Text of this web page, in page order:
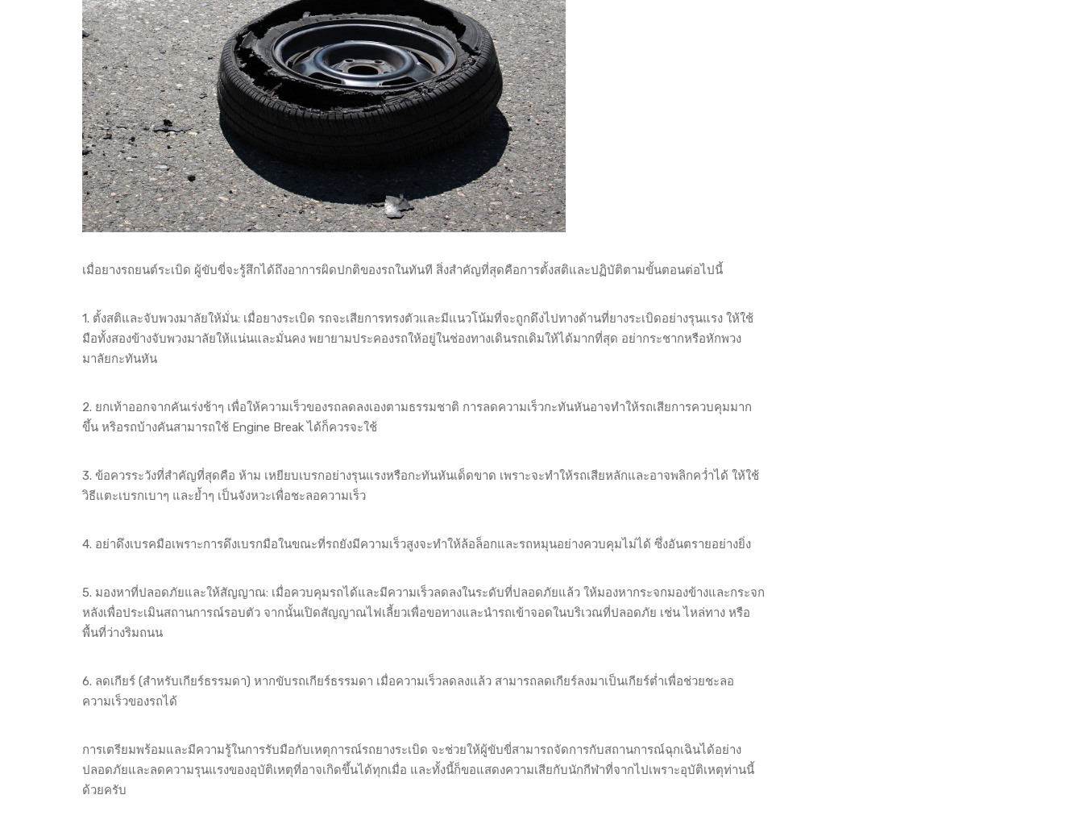
เมื่อยางรถยนต์ระเบิด ผู้ขับขี่จะรู้สึกได้ถึงอาการผิดปกติของรถในทันที สิ่งสำคัญที่สุดคือการตั้งสติและปฏิบัติตามขั้นตอนต่อไปนี้
1. ตั้งสติและจับพวงมาลัยให้มั่น: เมื่อยางระเบิด รถจะเสียการทรงตัวและมีแนวโน้มที่จะถูกดึงไปทางด้านที่ยางระเบิดอย่างรุนแรง ให้ใช้
มือทั้งสองข้างจับพวงมาลัยให้แน่นและมั่นคง พยายามประคองรถให้อยู่ในช่องทางเดินรถเดิมให้ได้มากที่สุด อย่ากระชากหรือหักพวง
มาลัยกะทันหัน
2. ยกเท้าออกจากคันเร่งช้าๆ เพื่อให้ความเร็วของรถลดลงเองตามธรรมชาติ การลดความเร็วกะทันหันอาจทำให้รถเสียการควบคุมมาก
ขึ้น หริอรถบ้างคันสามารถใช้ Engine Break ได้ก็ควรจะใช้
3. ข้อควรระวังที่สำคัญที่สุดคือ ห้าม เหยียบเบรกอย่างรุนแรงหรือกะทันหันเด็ดขาด เพราะจะทำให้รถเสียหลักและอาจพลิกคว่ำได้ ให้ใช้
วิธีแตะเบรกเบาๆ และย้ำๆ เป็นจังหวะเพื่อชะลอความเร็ว
4. อย่าดึงเบรคมือเพราะการดึงเบรกมือในขณะที่รถยังมีความเร็วสูงจะทำให้ล้อล็อกและรถหมุนอย่างควบคุมไม่ได้ ซึ่งอันตรายอย่างยิ่ง
5. มองหาที่ปลอดภัยและให้สัญญาณ: เมื่อควบคุมรถได้และมีความเร็วลดลงในระดับที่ปลอดภัยแล้ว ให้มองหากระจกมองข้างและกระจก
หลังเพื่อประเมินสถานการณ์รอบตัว จากนั้นเปิดสัญญาณไฟเลี้ยวเพื่อขอทางและนำรถเข้าจอดในบริเวณที่ปลอดภัย เช่น ไหล่ทาง หรือ
พื้นที่ว่างริมถนน
6. ลดเกียร์ (สำหรับเกียร์ธรรมดา) หากขับรถเกียร์ธรรมดา เมื่อความเร็วลดลงแล้ว สามารถลดเกียร์ลงมาเป็นเกียร์ต่ำเพื่อช่วยชะลอ
ความเร็วของรถได้
การเตรียมพร้อมและมีความรู้ในการรับมือกับเหตุการณ์รถยางระเบิด จะช่วยให้ผู้ขับขี่สามารถจัดการกับสถานการณ์ฉุกเฉินได้อย่าง
ปลอดภัยและลดความรุนแรงของอุบัติเหตุที่อาจเกิดขึ้นได้ทุกเมื่อ และทั้งนี้ก็ขอแสดงความเสียกับนักกีฬาที่จากไปเพราะอุบัติเหตุท่านนี้
ด้วยครับ